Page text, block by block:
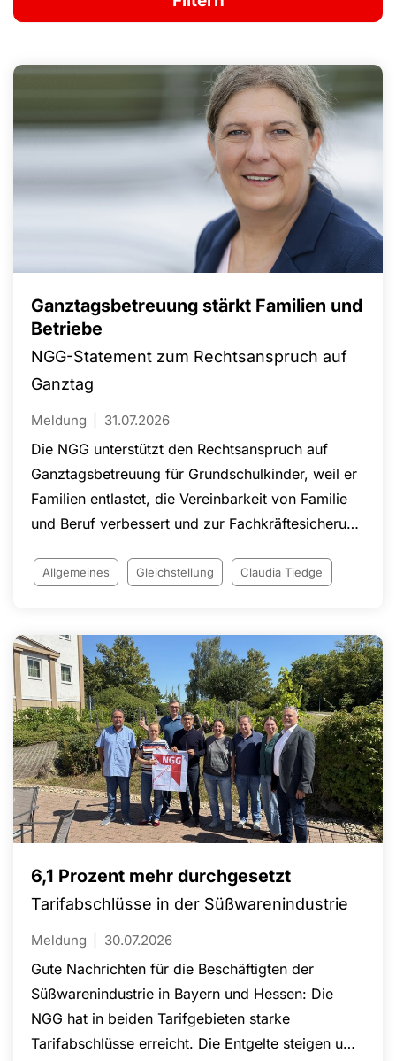
Ganztagsbetreuung stärkt Familien und
Betriebe
NGG-Statement zum Rechtsanspruch auf
Ganztag
Meldung 31.07.2026
Die NGG unterstützt den Rechtsanspruch auf
Ganztagsbetreuung für Grundschulkinder, weil er
Familien entlastet, die Vereinbarkeit von Familie
und Beruf verbessert und zur Fachkräftesicherung
ermöglichen insbesondere Eltern, ihre
Auffassung der NGG sind ausreichende
Ganztags- und Kita-Angebote deshalb ein
wichtiger Baustein gegen den Arbeitskräftemangel
und für mehr Chancengerechtigkeit.
Allgemeines Gleichstellung Claudia Tiedge
6,1 Prozent mehr durchgesetzt
Tarifabschlüsse in der Süßwarenindustrie
Meldung 30.07.2026
Gute Nachrichten für die Beschäftigten der
Süßwarenindustrie in Bayern und Hessen: Die
NGG hat in beiden Tarifgebieten starke
Tarifabschlüsse erreicht. Die Entgelte steigen um